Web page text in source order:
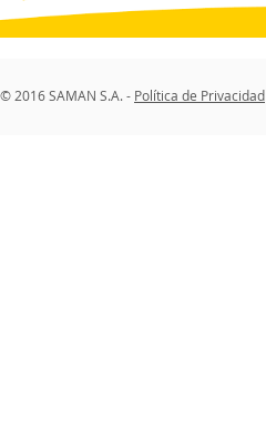
© 2016 SAMAN S.A. - Política de Privacidad